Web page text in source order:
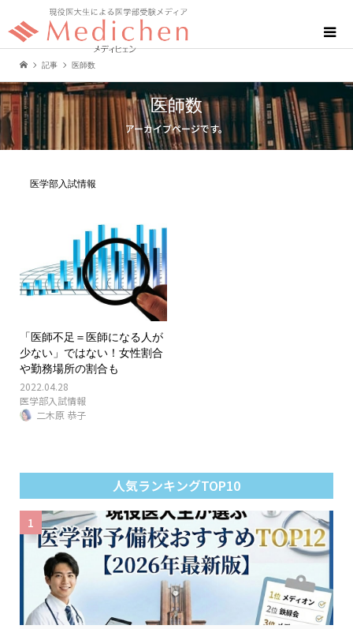
記事 医師数
医師数
アーカイブページです。
医学部入試情報
「医師不足＝医師になる人が
少ない」ではない！女性割合
や勤務場所の割合も
2022.04.28
医学部入試情報
二木原 恭子
人気ランキングTOP10
1